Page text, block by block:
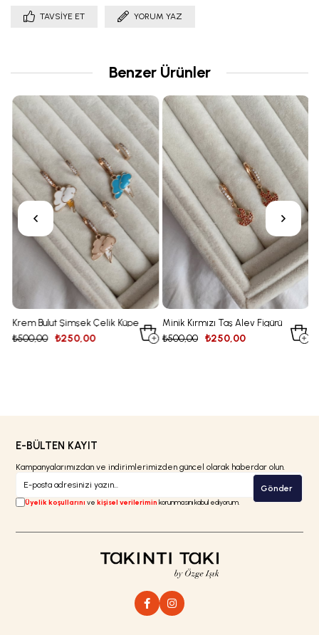
TAVSIYE ET YORUM YAZ
Benzer Ürünler
Krem Bulut Şimşek Çelik Küpe
₺250,00
₺500,00
Minik Kırmızı Taş Alev Figürü
Çelik Küpe₺250,00
₺500,00
E-BÜLTEN KAYIT
Kampanyalarımızdan ve indirimlerimizden güncel olarak haberdar olun.
Gönder
Üyelik koşullarını vekişisel verilerimin korunmasını kabul ediyorum.